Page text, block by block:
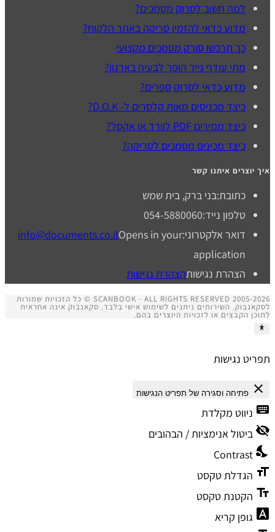
למה חשוב לסרוק מסמכים?
מדוע כדאי להזמין סריקה באתר הלקוח?
כך תרכשו סורק מסמכים מקצועי
מתי עודף נייר הופך לבעיה בארגון?
מדוע כדאי לסרוק ספרים?
כיצד מכניסים מאות קלסרים ל- D.O.K?
כיצד ממירים PDF לוורד או אקסל?
כיצד מכינים מסמכים לסריקה?
איך יוצרים איתנו קשר
כתובת:בני ברק, בית שמש
טלפון נייד:054-5880060
דואר אלקטרוני:
info@documents.co.ilOpens in your
application
הצהרת נגישותהצהרת נגישות
SCANBOOK - ALL RIGHTS RESERVED 2005-2026 © כל הזכויות שמורות
לסקאנבוק. השירותים ניתנים לשימוש אישי בלבד. סקאנבוק אינה אחראית
לתוכן הקבצים או לזכויות היוצרים בהם.
תפריט נגישות
close פתיחה וסגירה של תפריט הנגישות
keyboard ניווט מקלדת
visibility_off ביטול אנימציות / הבהובים
nights_stay
Contrast
format_size הגדלת טקסט
text_fields הקטנת טקסט
font_download גופן קריא